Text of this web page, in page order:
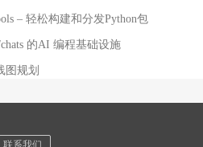
– 轻松构建和分发Python包
的AI 编程基础设施
图规划
联系我们